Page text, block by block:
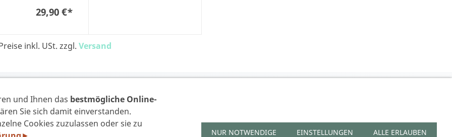
29,90 €*
inkl. USt. zzgl. Versand
IMPRESSUM DATENSCHUTZERKLÄRUNG GEM. DSGVO WIDERRUFSFORMULAR ZAHLUNGSARTEN VERSAND LINKS
und Ihnen das bestmögliche Online-
Sie sich damit einverstanden.
Cookies zuzulassen oder sie zu
NUR NOTWENDIGE EINSTELLUNGEN ALLE ERLAUBEN